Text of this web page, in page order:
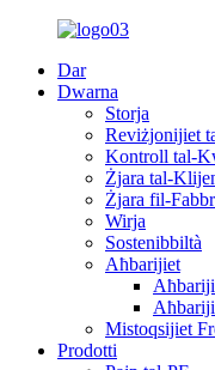
Dar
Dwarna
Storja
Reviżjonijiet
Kontroll tal-
Żjara tal-
Żjara fil-
Wirja
Sostenibbiltà
Aħbarijiet
Mistoqsijiet
Prodotti